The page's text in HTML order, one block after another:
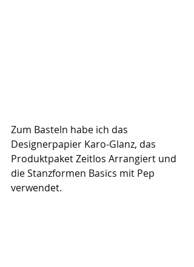
Zum Basteln habe ich das
Designerpapier Karo-Glanz, das
Produktpaket Zeitlos Arrangiert und
die Stanzformen Basics mit Pep
verwendet.